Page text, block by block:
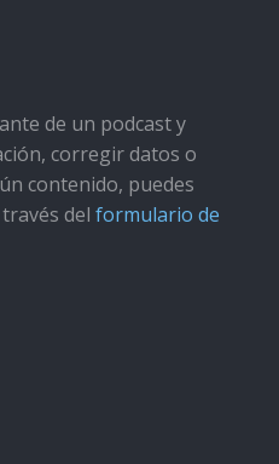
de un podcast y
corregir datos o
contenido, puedes
del formulario de